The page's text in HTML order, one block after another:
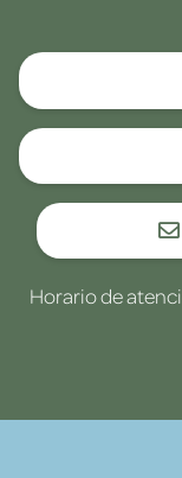
Horario de